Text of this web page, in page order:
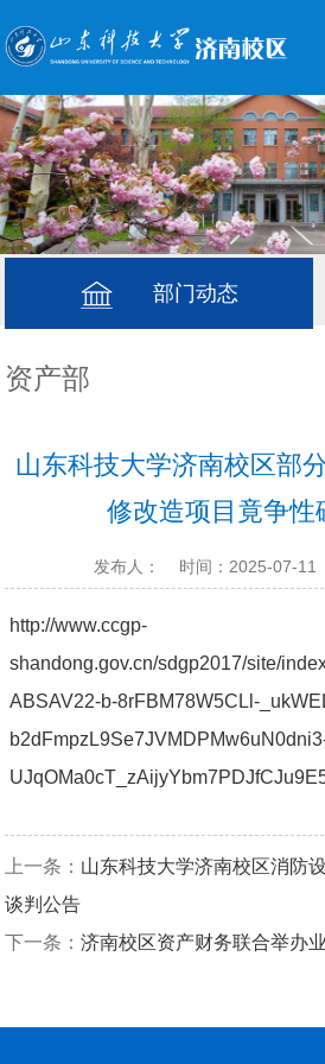
部门动态
资产部
山东科技大学济南校区部
修改造项目竟争性
发布人： 时间：2025-07-11
http://www.ccgp-
shandong.gov.cn/sdgp2017/site/
ABSAV22-b-8rFBM78W5CLl-
上一条： 山东科技大学济南校区消防
谈判公告
下一条：济南校区资产财务联合举办